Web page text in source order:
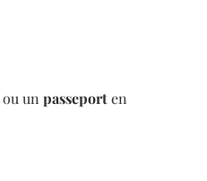
ou unpasseporten